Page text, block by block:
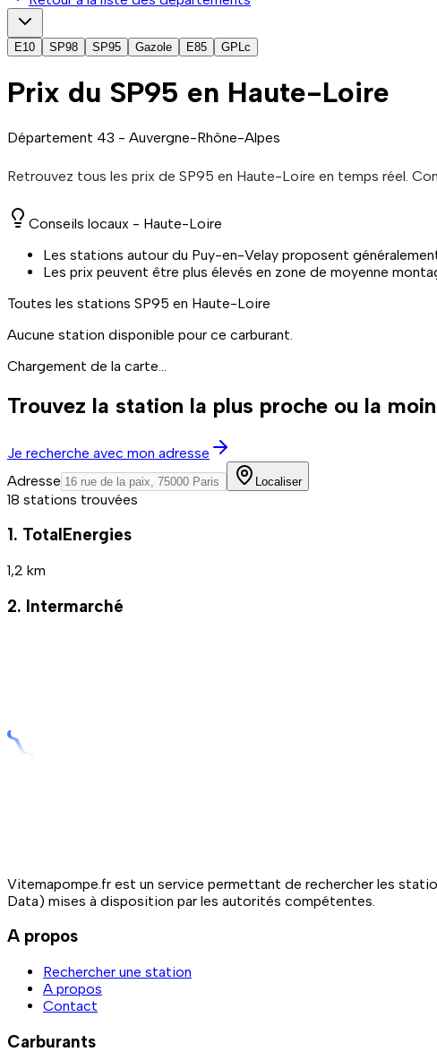
E10 SP98 SP95 Gazole E85 GPLc
Prix du SP95 en Haute-Loire
Département 43 - Auvergne-Rhône-Alpes
Retrouvez tous les prix de SP95 en Haute-Loire en temps réel.
Conseils locaux - Haute-Loire
Les stations autour du Puy-en-Velay proposent
Les prix peuvent être plus élevés en zone de moyenne
Toutes les stations SP95 en Haute-Loire
Aucune station disponible pour ce carburant.
Chargement de la carte...
Trouvez la station la plus proche ou la
Je recherche avec mon adresse
Adresse
Localiser
18 stations trouvées
1. TotalEnergies
1,2 km
2. Intermarché
Vitemapompe.fr est un service permettant de rechercher les
Data) mises à disposition par les autorités compétentes.
A propos
Rechercher une station
A propos
Contact
Carburants